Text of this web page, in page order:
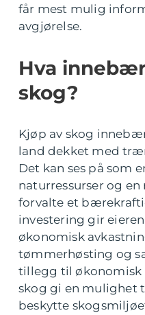
får mest mulig
avgjørelse.
Hva
skog?
Kjøp av skog
land dekket med
Det kan ses på som
naturressurser og
forvalte et
investering gir
økonomisk
tømmerhøsting og
tillegg til økonomisk
skog gi en mulighet
beskytte